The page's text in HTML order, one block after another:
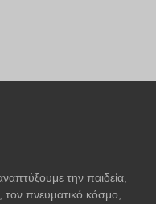
την παιδεία,
τον πνευματικό κόσμο,